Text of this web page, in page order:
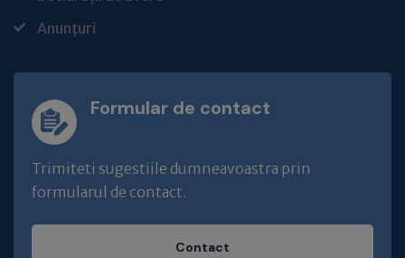
Anunțuri
Formular de contact
Trimiteti sugestiile dumneavoastra prin
formularul de contact.
Contact